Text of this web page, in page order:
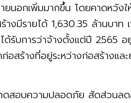
นอกเพิ่มมากขึ้น โดยคาดหวังใ
างมีรายได้ 1,630.35 ล้านบา
ได้รับการว่าจ้างตั้งแต่ปี
อสร้างที่อยู่ระหว่างก่อสร้างแ
ดสอบความปลอดภัย สัดส่วนล